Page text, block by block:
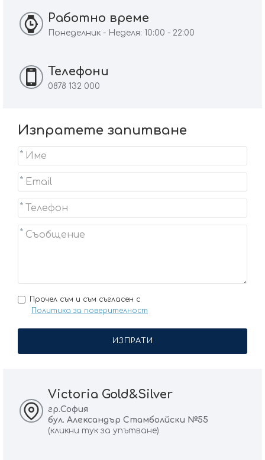
Работно време
Понеделник - Неделя: 10:00 - 22:00
Телефони
0878 132 000
Изпратете запитване
Прочел съм и съм съгласен с
Политика за поверителност
ИЗПРАТИ
Victoria Gold&Silver
гр.София
бул. Александър Стамболйски №55
(кликни тук за упътване)